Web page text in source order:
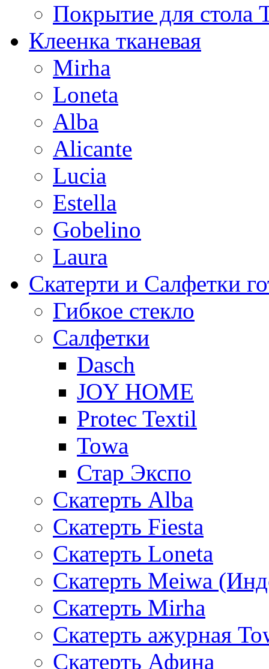
Покрытие для стола
Клеенка тканевая
Mirha
Loneta
Alba
Alicante
Lucia
Estella
Gobelino
Laura
Скатерти и Салфетки
Гибкое стекло
Салфетки
Dasch
JOY HOME
Protec Textil
Towa
Стар Экспо
Скатерть Alba
Скатерть Fiesta
Скатерть Loneta
Скатерть Meiwa
Скатерть Mirha
Скатерть ажурная
Скатерть Афина